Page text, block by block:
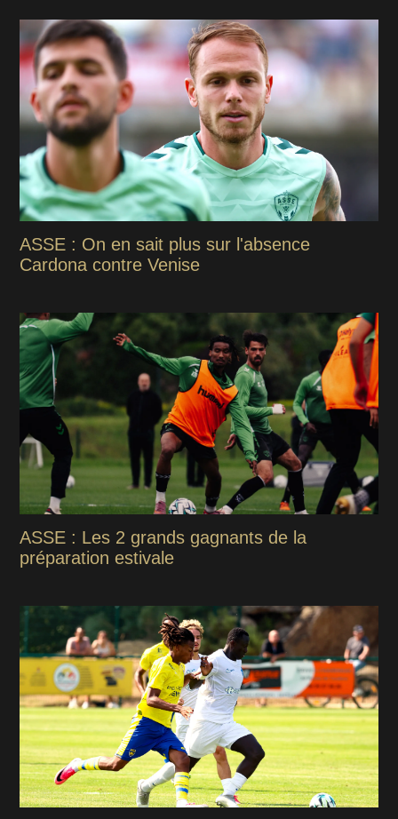
ASSE : On en sait plus sur l'absence
Cardona contre Venise
ASSE : Les 2 grands gagnants de la
préparation estivale